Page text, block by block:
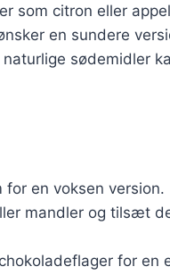
som citron eller
en sundere
sødemidler
en voksen version.
mandler og tilsæt
for en